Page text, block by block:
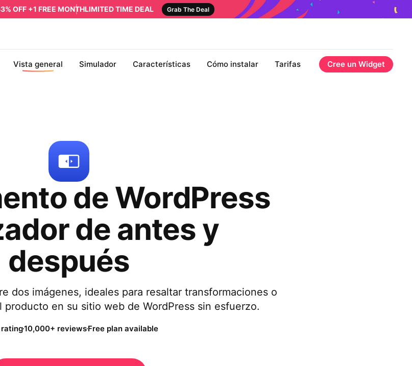
OFF +1 FREE MONTHLIMITED TIME DEAL Grab The Deal
Vista general Simulador Características Cómo instalar Tarifas Cree un Widget
de WordPress
de antes y
después
dos imágenes, ideales para resaltar transformaciones o
en su sitio web de WordPress sin esfuerzo.
10,000+ reviewsFree plan available